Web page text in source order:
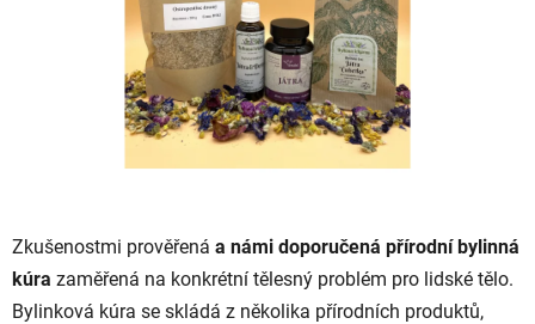
Zkušenostmi prověřená a námi doporučená přírodní bylinná
kúra zaměřená na konkrétní tělesný problém pro lidské tělo.
Bylinková kúra se skládá z několika přírodních produktů,